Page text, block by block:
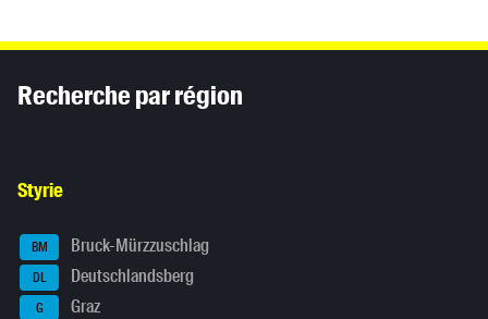
Recherche par région
Styrie
BM Bruck-Mürzzuschlag
DL Deutschlandsberg
G Graz